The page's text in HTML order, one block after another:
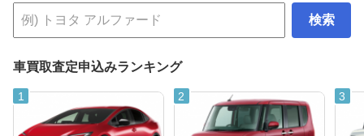
検索
車買取査定申込みランキング